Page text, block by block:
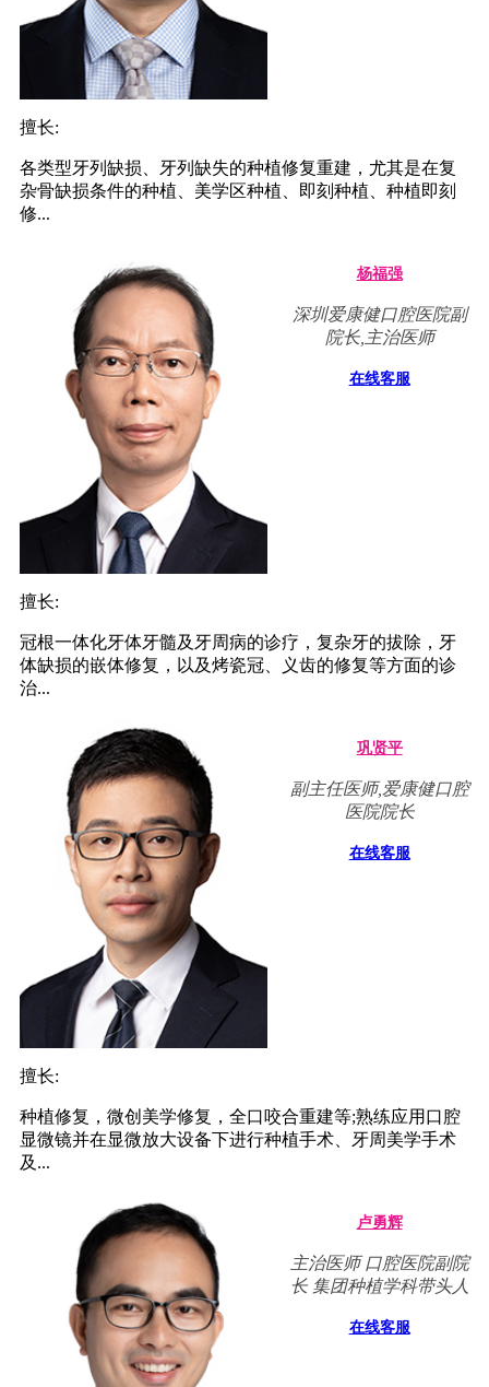
擅长:
各类型牙列缺损、牙列缺失的种植修复重建，尤其是在复
杂骨缺损条件的种植、美学区种植、即刻种植、种植即刻
修...
杨福强
深圳爱康健口腔医院副
院长,主治医师
在线客服
擅长:
冠根一体化牙体牙髓及牙周病的诊疗，复杂牙的拔除，牙
体缺损的嵌体修复，以及烤瓷冠、义齿的修复等方面的诊
治...
巩贤平
副主任医师,爱康健口腔
医院院长
在线客服
擅长:
种植修复，微创美学修复，全口咬合重建等;熟练应用口腔
显微镜并在显微放大设备下进行种植手术、牙周美学手术
及...
卢勇辉
主治医师 口腔医院副院
长 集团种植学科带头人
在线客服